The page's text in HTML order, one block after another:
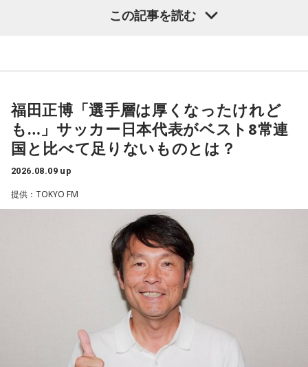
輝き、Jリーグ通算228試合出場93得点を挙げ、日本代表では
45試合出場で9ゴールを記録するなど活躍を見せ、1993年に
はW杯アジア地区最終予選にも出場しました。2002年に現役
を引退した後は、サッカー解説者としてメディアでの活動の
活かしながら幅広く活動しています。
◆福田正博がW杯ブラジル戦を総括
藤木：ブラジル戦で、前半は佐野海舟選手の素晴らしいイン
ターセプトからのゴールがありましたし、前半の終了間際に
は日本がボールを持つ時間もありました。しかし、後半に入
ってからブラジルが戦略を変えてきて、日本が一方的に押し
込まれてしまった。試合のなかで具体的な戦術が打ち出せな
かったと考えると、（選手のなかに）もう少し具体的な戦略
を示す人、ブレーンが必要なのかなと素人目には思ってしま
うのですが……。
この記事を読む
福田正博「選手層は厚くなったけれど
も…」サッカー日本代表がベスト8常連
国と比べて足りないものとは？
2026.08.09 up
提供：TOKYO FM